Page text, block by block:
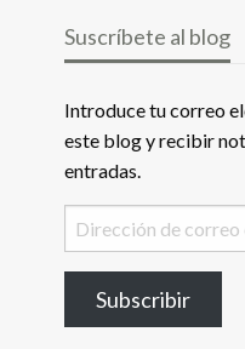
Suscríbete al blog
Introduce tu correo
este blog y recibir
entradas.
Dirección
de
electrónico
Subscribir